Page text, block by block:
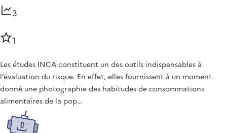
3
1
Les études INCA constituent un des outils indispensables à
l’évaluation du risque. En effet, elles fournissent à un moment
donné une photographie des habitudes de consommations
alimentaires de la pop…